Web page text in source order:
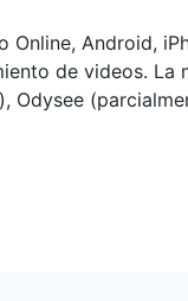
Android,
de videos. La
Odysee